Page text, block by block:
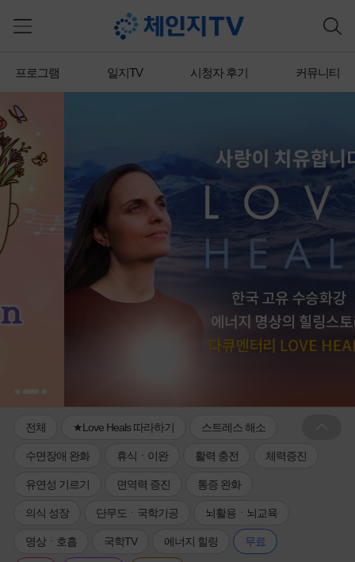
프로그램 일지TV 시청자 후기 커뮤니티
전체 ★Love Heals 따라하기 스트레스 해소
수면장애 완화 휴식ㆍ이완 활력 충전 체력증진
유연성 기르기 면역력 증진 통증 완화
의식 성장 단무도ㆍ국학기공 뇌활용ㆍ뇌교육
명상ㆍ호흡 국학TV 에너지 힐링 무료